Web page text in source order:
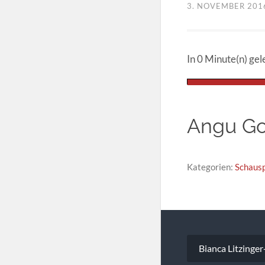
3. NOVEMBER
In 0 Minute(n)
Angu
Kategorien:
Bianca